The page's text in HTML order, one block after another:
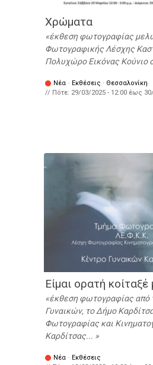
Χρώματα
έκθεση φωτογραφίας
Φωτογραφικής Λέσχης
Πολυχώρο Εικόνας Κούνιο
Νέα · Εκθέσεις · Θεσσαλονίκη
// Πότε: 29/03/2025 - 12:00 έως
Είμαι ορατή κοίταξέ
έκθεση φωτογραφίας από
Γυναικών, το Δήμο
Φωτογραφίας και
Καρδίτσας...
Νέα · Εκθέσεις